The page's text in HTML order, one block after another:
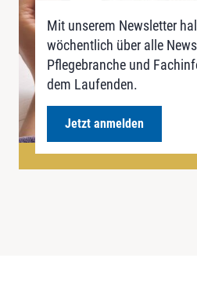
Mit unserem Newsletter
wöchentlich über alle
Pflegebranche und
dem Laufenden.
Jetzt anmelden